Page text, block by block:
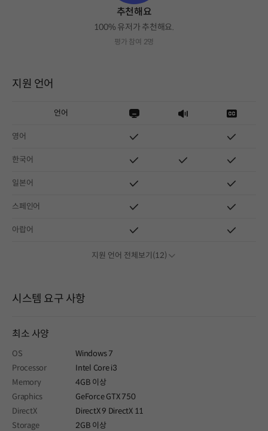
추천해요
100% 유저가 추천해요.
평가 참여 2명
지원 언어
언어
영어
한국어
일본어
스페인어
아랍어
지원 언어 전체보기(12)
시스템 요구 사항
최소 사양
OS
Windows 7
Processor
Intel Core i3
Memory
4GB 이상
Graphics
GeForce GTX 750
DirectX
DirectX 9 DirectX 11
Storage
2GB 이상